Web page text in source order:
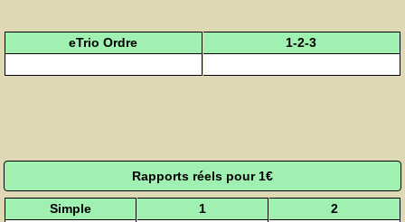
eTrio Ordre 1-2-3
Rapports réels pour 1€
Simple 1
2